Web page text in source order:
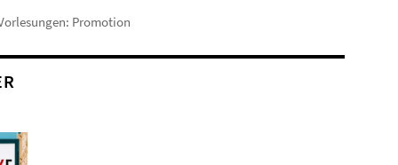
Promotion